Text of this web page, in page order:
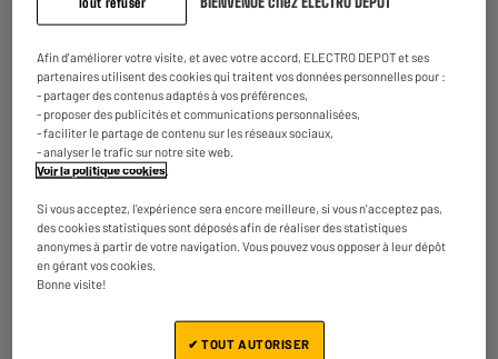
★★★★★
★★★★★
Disponible pour livraison
★★★★★
★★★★★
Graveur VERBATIM Externe CD/DVD USB 2.0
29€95
Afin d'améliorer votre visite, et avec votre accord, ELECTRO DEPOT et ses
partenaires utilisent des cookies qui traitent vos données personnelles pour :
- partager des contenus adaptés à vos préférences,
- proposer des publicités et communications personnalisées,
- faciliter le partage de contenu sur les réseaux sociaux,
- analyser le trafic sur notre site web.
Voir la politique cookies
Si vous acceptez, l'expérience sera encore meilleure, si vous n'acceptez pas,
des cookies statistiques sont déposés afin de réaliser des statistiques
anonymes à partir de votre navigation. Vous pouvez vous opposer à leur dépôt
en gérant vos cookies.
Bonne visite!
✔ TOUT AUTORISER